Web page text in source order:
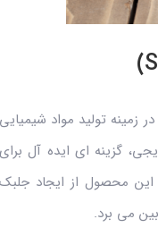
زمینه تولید مواد
گزینه ای ایده آل
محصول از ایجاد
می برد.